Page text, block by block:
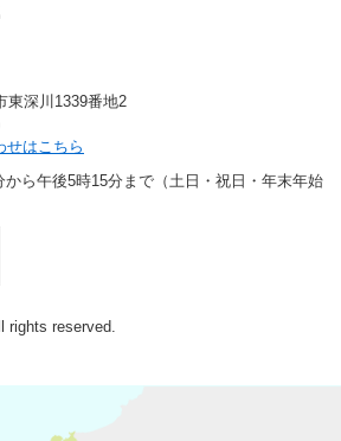
深川1339番地2
せはこちら
から午後5時15分まで（土日・祝日・年末年始
reserved.